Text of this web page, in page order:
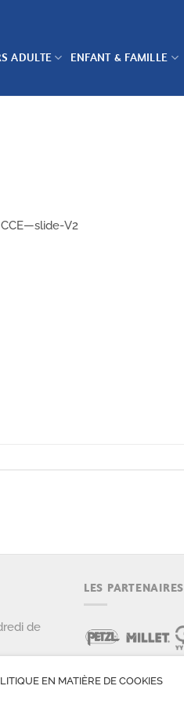
ADULTE ENFANT & FAMILLE
V2
de
LES PARTENAIRES
EN MATIÈRE DE COOKIES